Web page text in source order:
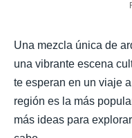
Una mezcla única de
una vibrante escena
te esperan en un viaje
región es la más
más ideas para